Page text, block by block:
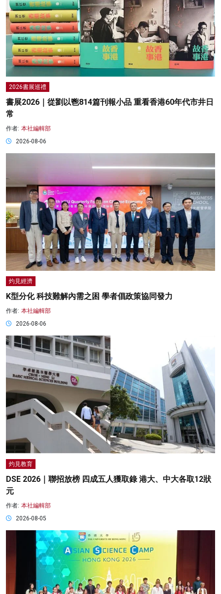
2026書展巡禮
書展2026｜從劉以鬯814篇刊報小品 重看香港60年代市井日
常
作者: 本社編輯部
2026-08-06
灼見經濟
K型分化 科技難解內需之困 學者倡政策協同發力
作者: 本社編輯部
2026-08-06
灼見教育
DSE 2026｜聯招放榜 四成五人獲取錄 港大、中大各取12狀
元
作者: 本社編輯部
2026-08-05